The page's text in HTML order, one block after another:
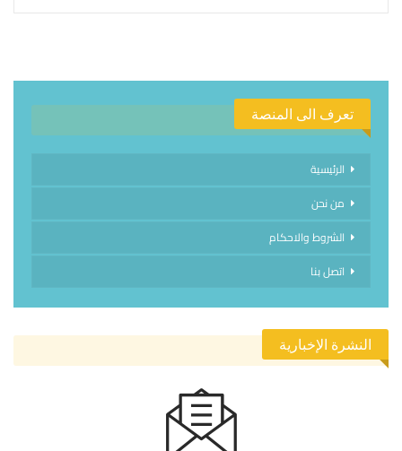
تعرف الى المنصة
الرئيسية
من نحن
الشروط والاحكام
اتصل بنا
النشرة الإخبارية